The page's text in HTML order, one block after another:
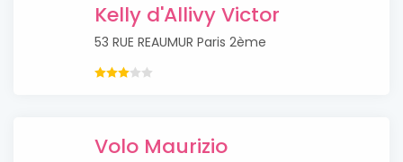
Kelly d'Allivy Victor
53 RUE REAUMUR Paris 2ème
Volo Maurizio